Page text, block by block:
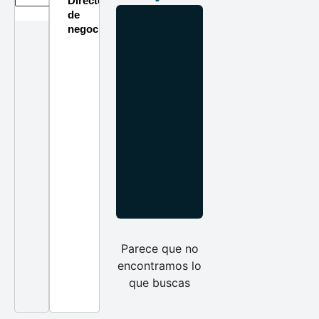
de
negocios
Parece que no
encontramos lo
que buscas